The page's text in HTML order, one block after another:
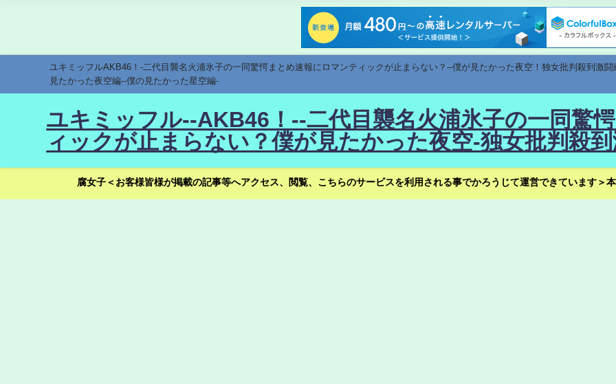
ユキミッフルAKB46！-二代目襲名火浦氷子の一同驚愕まとめ速報にロマンティックが止まらない？--僕が見たかった夜空！独女批判殺到激
見たかった夜空編--僕の見たかった星空編-
ユキミッフル--AKB46！--二代目襲名火浦氷子の一同驚
ィックが止まらない？僕が見たかった夜空-独女批判殺
腐女子＜お客様皆様が掲載の記事等へアクセス、閲覧、こちらのサービスを利用される事でかろうじて運営できています＞